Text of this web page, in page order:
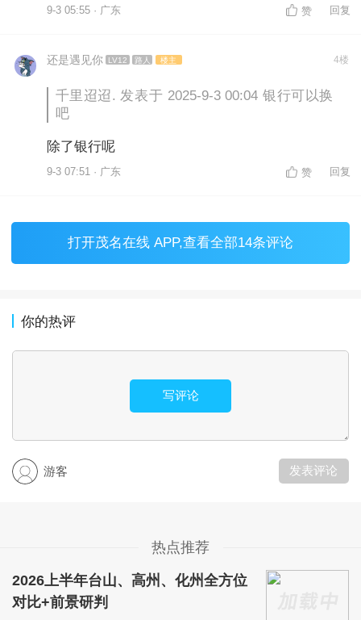
9-3 05:55 · 广东 赞 回复
还是遇见你 LV12 路人 楼主 4楼
千里迢迢. 发表于 2025-9-3 00:04 银行可以换
吧
除了银行呢
9-3 07:51 · 广东 赞 回复
打开茂名在线 APP,查看全部14条评论
你的热评
写评论
游客 发表评论
热点推荐
2026上半年台山、高州、化州全方位
对比+前景研判